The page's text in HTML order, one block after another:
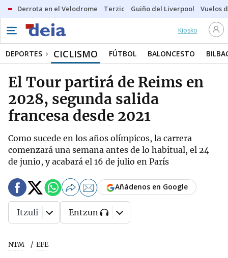
Derrota en el Velodrome Terzic Guiño del Liverpool Vuelos
Kiosko
DEPORTES CICLISMO FÚTBOL BALONCESTO
El Tour partirá de Reims en
2028, segunda salida
francesa desde 2021
Como sucede en los años olímpicos, la carrera
comenzará una semana antes de lo habitual, el 24
de junio, y acabará el 16 de julio en París
NTM EFE
Añádenos en Google
Itzuli Entzun